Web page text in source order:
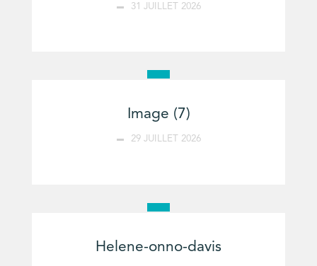
31 JUILLET 2026
Image (7)
29 JUILLET 2026
Helene-onno-davis